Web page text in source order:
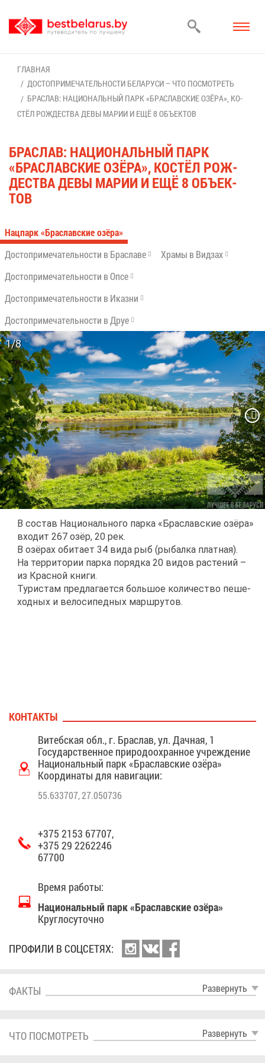
ГЛАВ­НАЯ
ДО­СТО­ПРИ­МЕ­ЧА­ТЕЛЬ­НО­СТИ БЕ­ЛА­РУ­СИ – ЧТО ПО­СМОТ­РЕТЬ
БРА­СЛАВ: НА­ЦИ­О­НАЛЬ­НЫЙ ПАРК «БРА­СЛАВ­СКИЕ ОЗЁ­РА», КО­
СТЁЛ РОЖ­ДЕ­СТВА ДЕ­ВЫ МА­РИИ И ЕЩЁ 8 ОБЪ­ЕК­ТОВ
БРА­СЛАВ: НА­ЦИ­О­НАЛЬ­НЫЙ ПАРК
«БРА­СЛАВ­СКИЕ ОЗЁ­РА», КО­СТЁЛ РОЖ­
ДЕ­СТВА ДЕ­ВЫ МА­РИИ И ЕЩЁ 8 ОБЪ­ЕК­
ТОВ
Нац­парк «Бра­слав­ские озё­ра»
До­сто­при­ме­ча­тель­но­сти в Бра­сла­ве
Хра­мы в Вид­зах
До­сто­при­ме­ча­тель­но­сти в Оп­се
До­сто­при­ме­ча­тель­но­сти в Иказ­ни
До­сто­при­ме­ча­тель­но­сти в Друе
В со­став На­ци­о­наль­но­го пар­ка «Бра­слав­ские озё­ра»
вхо­дит 267 озёр, 20 рек.
В озё­рах оби­та­ет 34 ви­да рыб (ры­бал­ка плат­ная).
На тер­ри­то­рии пар­ка по­ряд­ка 20 ви­дов рас­те­ний –
из Крас­ной кни­ги.
Ту­ри­стам пред­ла­га­ет­ся боль­шое ко­ли­че­ство пе­ше­
ход­ных и ве­ло­си­пед­ных марш­ру­тов.
1/8
КОН­ТАК­ТЫ
Ви­теб­ская обл., г. Бра­слав, ул. Дач­ная, 1
Го­су­дар­ствен­ное при­ро­до­охран­ное учре­жде­ние
На­ци­о­наль­ный парк «Бра­слав­ские озё­ра»
Ко­ор­ди­на­ты для на­ви­га­ции:
55.633707, 27.050736
+375 2153 67707,
+375 29 2262246
67700
Вре­мя ра­бо­ты:
На­ци­о­наль­ный парк «Бра­слав­ские озё­ра»
Круг­ло­су­точ­но
ПРО­ФИ­ЛИ В СОЦ­СЕ­ТЯХ:
Раз­вер­нуть
ФАК­ТЫ
Раз­вер­нуть
ЧТО ПО­СМОТ­РЕТЬ